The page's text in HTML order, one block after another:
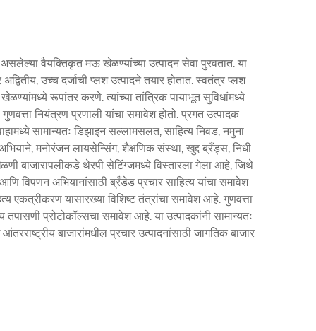
वैयक्तिकृत मऊ खेळण्यांच्या उत्पादन सेवा पुरवतात. या
उच्च दर्जाची प्लश उत्पादने तयार होतात. स्वतंत्र प्लश
रूपांतर करणे. त्यांच्या तांत्रिक पायाभूत सुविधांमध्ये
नियंत्रण प्रणाली यांचा समावेश होतो. प्रगत उत्पादक
सामान्यतः डिझाइन सल्लामसलत, साहित्य निवड, नमुना
मनोरंजन लायसेन्सिंग, शैक्षणिक संस्था, खुद्द ब्रँड्स, निधी
बाजारापलीकडे थेरपी सेटिंग्जमध्ये विस्तारला गेला आहे, जिथे
विपणन अभियानांसाठी ब्रँडेड प्रचार साहित्य यांचा समावेश
एकत्रीकरण यासारख्या विशिष्ट तंत्रांचा समावेश आहे. गुणवत्ता
प्रोटोकॉल्सचा समावेश आहे. या उत्पादकांनी सामान्यतः
बाजारांमधील प्रचार उत्पादनांसाठी जागतिक बाजार